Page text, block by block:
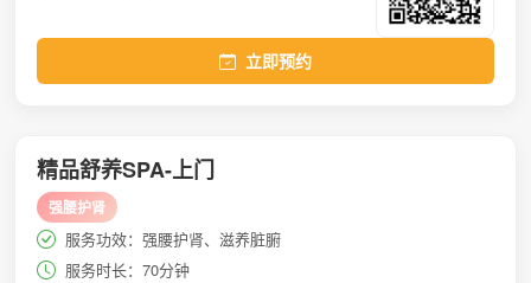
立即预约
精品舒养SPA-上门
强腰护肾
服务功效：强腰护肾、滋养脏腑
服务时长：70分钟